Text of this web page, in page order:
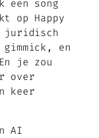
een song
op Happy
juridisch
gimmick, en
je zou
over
keer
AI